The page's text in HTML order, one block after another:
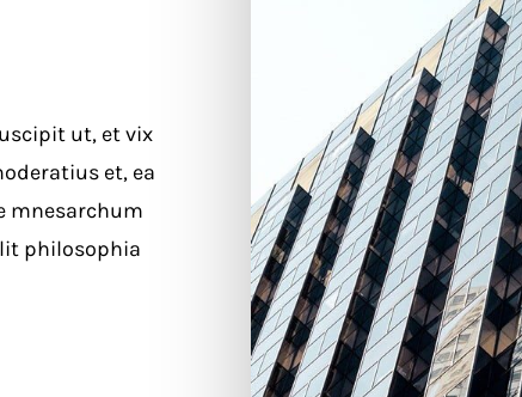
ut, et vix
et, ea
mnesarchum
philosophia